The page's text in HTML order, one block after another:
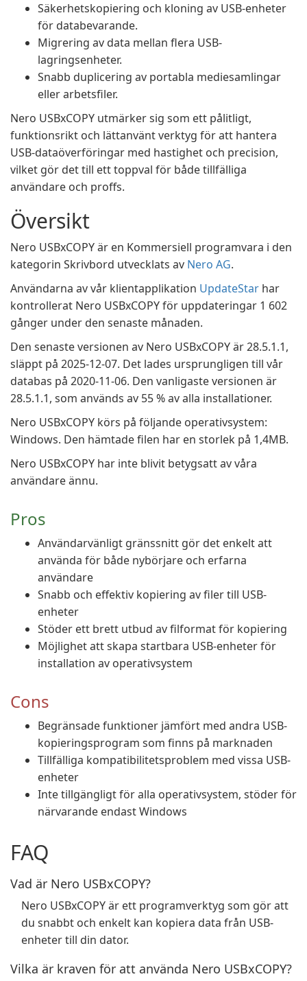
Säkerhetskopiering och kloning av USB-enheter
för databevarande.
Migrering av data mellan flera USB-
lagringsenheter.
Snabb duplicering av portabla mediesamlingar
eller arbetsfiler.
Nero USBxCOPY utmärker sig som ett pålitligt,
funktionsrikt och lättanvänt verktyg för att hantera
USB-dataöverföringar med hastighet och precision,
vilket gör det till ett toppval för både tillfälliga
användare och proffs.
Översikt
Nero USBxCOPY är en Kommersiell programvara i den
kategorin Skrivbord utvecklats av Nero AG.
Användarna av vår klientapplikation UpdateStar har
kontrollerat Nero USBxCOPY för uppdateringar 1 602
gånger under den senaste månaden.
Den senaste versionen av Nero USBxCOPY är 28.5.1.1,
släppt på 2025-12-07. Det lades ursprungligen till vår
databas på 2020-11-06. Den vanligaste versionen är
28.5.1.1, som används av 55 % av alla installationer.
Nero USBxCOPY körs på följande operativsystem:
Windows. Den hämtade filen har en storlek på 1,4MB.
Nero USBxCOPY har inte blivit betygsatt av våra
användare ännu.
Pros
Användarvänligt gränssnitt gör det enkelt att
använda för både nybörjare och erfarna
användare
Snabb och effektiv kopiering av filer till USB-
enheter
Stöder ett brett utbud av filformat för kopiering
Möjlighet att skapa startbara USB-enheter för
installation av operativsystem
Cons
Begränsade funktioner jämfört med andra USB-
kopieringsprogram som finns på marknaden
Tillfälliga kompatibilitetsproblem med vissa USB-
enheter
Inte tillgängligt för alla operativsystem, stöder för
närvarande endast Windows
FAQ
Vad är Nero USBxCOPY?
Nero USBxCOPY är ett programverktyg som gör att
du snabbt och enkelt kan kopiera data från USB-
enheter till din dator.
Vilka är kraven för att använda Nero USBxCOPY?